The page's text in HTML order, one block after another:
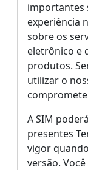
importantes
experiência
sobre os
eletrônico e
produtos.
utilizar o
A SIM
presentes
vigor
versão.